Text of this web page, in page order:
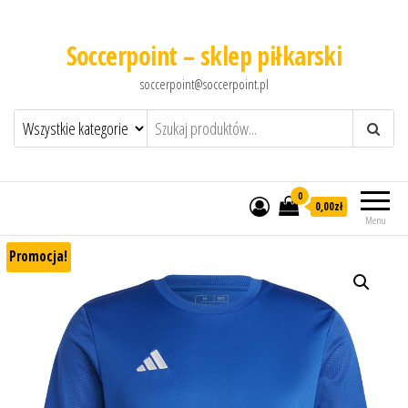
Soccerpoint – sklep piłkarski
soccerpoint@soccerpoint.pl
Menu
0
0,00zł
Promocja!